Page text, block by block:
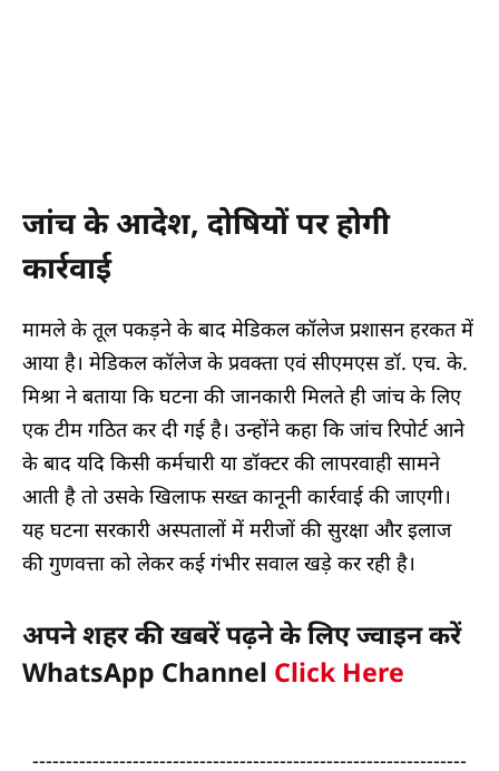
जांच के आदेश, दोषियों पर होगी
कार्रवाई
मामले के तूल पकड़ने के बाद मेडिकल कॉलेज प्रशासन हरकत में
आया है। मेडिकल कॉलेज के प्रवक्ता एवं सीएमएस डॉ. एच. के.
मिश्रा ने बताया कि घटना की जानकारी मिलते ही जांच के लिए
एक टीम गठित कर दी गई है। उन्होंने कहा कि जांच रिपोर्ट आने
के बाद यदि किसी कर्मचारी या डॉक्टर की लापरवाही सामने
आती है तो उसके खिलाफ सख्त कानूनी कार्रवाई की जाएगी।
यह घटना सरकारी अस्पतालों में मरीजों की सुरक्षा और इलाज
की गुणवत्ता को लेकर कई गंभीर सवाल खड़े कर रही है।
अपने शहर की खबरें पढ़ने के लिए ज्वाइन करें
WhatsApp Channel Click Here
-----------------------------------------------------------------